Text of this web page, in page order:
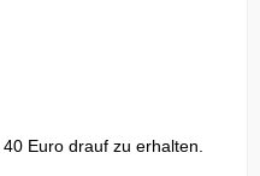
Euro drauf zu erhalten.